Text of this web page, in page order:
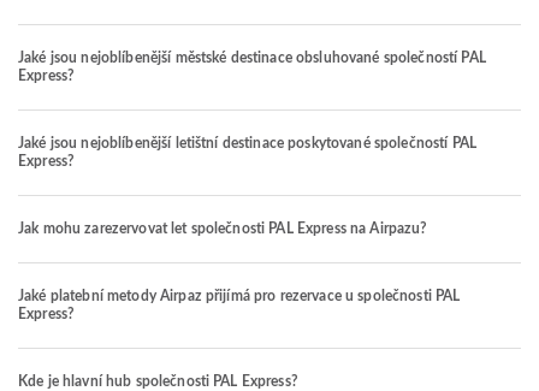
Jaké jsou nejoblíbenější městské destinace obsluhované společností PAL
Express?
Jaké jsou nejoblíbenější letištní destinace poskytované společností PAL
Express?
Jak mohu zarezervovat let společnosti PAL Express na Airpazu?
Jaké platební metody Airpaz přijímá pro rezervace u společnosti PAL
Express?
Kde je hlavní hub společnosti PAL Express?